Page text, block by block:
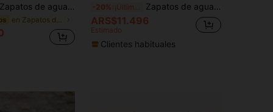
Zapatos de agua para mujer, zapatos descalzos adecuados para arroyo, playa, natación, fitness, senderismo, voleibol de playa, surf, antideslizantes, de secado rápido. -20% Zapatos de agua negros para mujer para senderismo, playa, natación, entrenamiento en interiores, actividad de yoga
ARS$11.496
Estimado
Clientes habituales